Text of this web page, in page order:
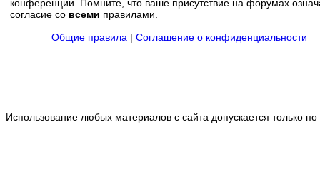
конференции. Помните, что ваше присутствие на форумах
согласие со всеми правилами.
Общие правила | Соглашение о конфиденциальности
Использование любых материалов с сайта допускается только